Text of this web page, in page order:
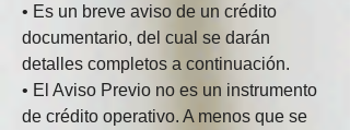
• Es un breve aviso de un crédito
documentario, del cual se darán
detalles completos a continuación.
• El Aviso Previo no es un instrumento
de crédito operativo. A menos que se